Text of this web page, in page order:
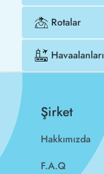
Rotalar
Havaalanları
Şirket
Hakkımızda
F.A.Q